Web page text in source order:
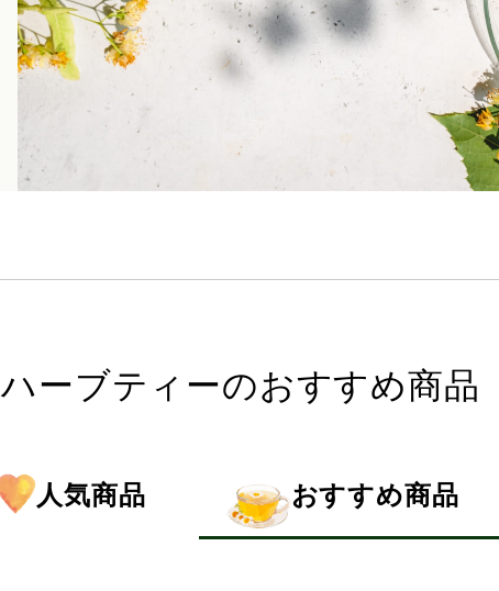
ハーブティーのおすすめ商品
人気商品 おすすめ商品